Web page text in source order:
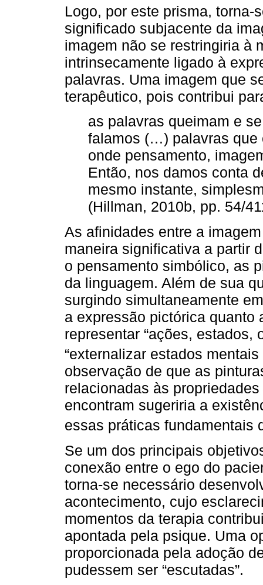
Logo, por este prisma, torna-
significado subjacente da
imagem não se restringiria à
intrinsecamente ligado à
palavras. Uma imagem que
terapêutico, pois contribui
as palavras queimam e
falamos (…) palavras que
onde pensamento,
Então, nos damos conta
mesmo instante,
(Hillman, 2010b, pp. 54/
As afinidades entre a
maneira significativa a partir
o pensamento simbólico, as
da linguagem. Além de sua
surgindo simultaneamente
a expressão pictórica quanto
representar “ações, estados,
“externalizar estados mentais
observação de que as
relacionadas às
encontram sugeriria a
essas práticas fundamentais
Se um dos principais
conexão entre o ego do
torna-se necessário
acontecimento, cujo
momentos da terapia
apontada pela psique. Uma
proporcionada pela adoção
pudessem ser “escutadas”.